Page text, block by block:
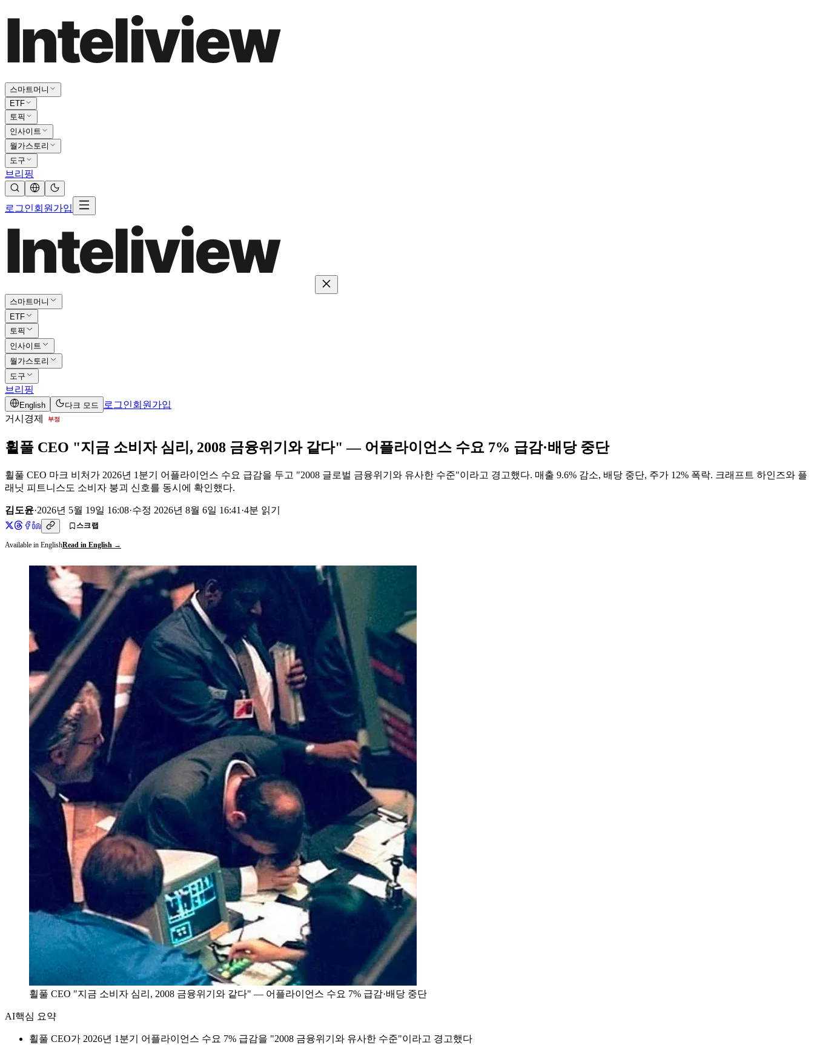
스마트머니
ETF
토픽
인사이트
월가스토리
도구
브리핑
로그인회원가입
스마트머니
ETF
토픽
인사이트
월가스토리
도구
브리핑
English 다크 모드 로그인회원가입
거시경제
부정
휠풀 CEO "지금 소비자 심리, 2008 금융위기와 같다" — 어플라이언스 수요 7% 급감·배당 중단
휠풀 CEO 마크 비처가 2026년 1분기 어플라이언스 수요 급감을 두고 "2008 글로벌 금융위기와 유사한 수준"이라고 경고했다. 매출 9.6% 감소, 배당 중단, 주가 12% 폭락. 크래프트 하인즈와 플
래닛 피트니스도 소비자 붕괴 신호를 동시에 확인했다.
김도윤·2026년 5월 19일 16:08·수정 2026년 8월 6일 16:41 ·4분 읽기
스크랩
Available in EnglishRead in English →
휠풀 CEO "지금 소비자 심리, 2008 금융위기와 같다" — 어플라이언스 수요 7% 급감·배당 중단
AI핵심 요약
휠풀 CEO가 2026년 1분기 어플라이언스 수요 7% 급감을 "2008 금융위기와 유사한 수준"이라고 경고했다